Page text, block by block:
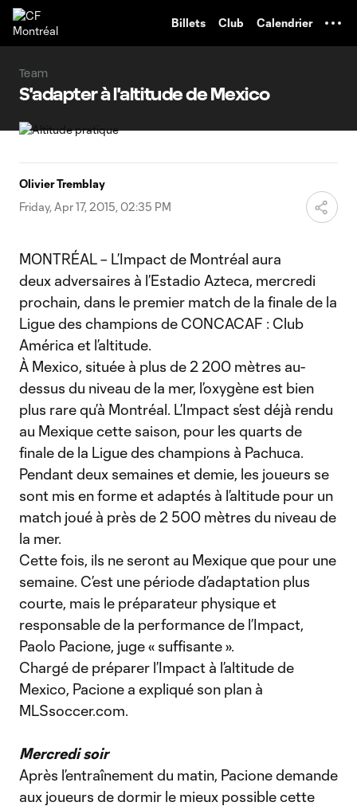
Billets Club Calendrier
Team
S'adapter à l'altitude de Mexico
Olivier Tremblay
Friday, Apr 17, 2015, 02:35 PM
MONTRÉAL – L’Impact de Montréal aura
deux adversaires à l’Estadio Azteca, mercredi
prochain, dans le premier match de la finale de la
Ligue des champions de CONCACAF : Club
América et l’altitude.
À Mexico, située à plus de 2 200 mètres au-
dessus du niveau de la mer, l’oxygène est bien
plus rare qu’à Montréal. L’Impact s’est déjà rendu
au Mexique cette saison, pour les quarts de
finale de la Ligue des champions à Pachuca.
Pendant deux semaines et demie, les joueurs se
sont mis en forme et adaptés à l’altitude pour un
match joué à près de 2 500 mètres du niveau de
la mer.
Cette fois, ils ne seront au Mexique que pour une
semaine. C’est une période d’adaptation plus
courte, mais le préparateur physique et
responsable de la performance de l’Impact,
Paolo Pacione, juge « suffisante ».
Chargé de préparer l’Impact à l’altitude de
Mexico, Pacione a expliqué son plan à
MLSsoccer.com.
Mercredi soir
Après l’entraînement du matin, Pacione demande
aux joueurs de dormir le mieux possible cette